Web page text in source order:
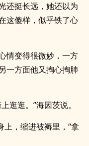
还挺长远，她还以为
这傻样，似乎铁了心
情变得很微妙，一方
一方面他又掏心掏肺
逛逛。”海因茨说。
上，缩进被褥里，“拿